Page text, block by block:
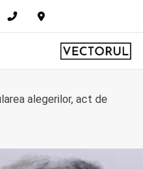
alegerilor, act de